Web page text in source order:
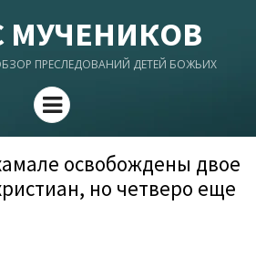
МУЧЕНИКОВ
ПРЕСЛЕДОВАНИЙ ДЕТЕЙ БОЖЬИХ
Menu
освобождены двое
но четверо еще